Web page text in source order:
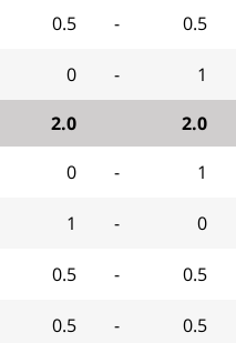
0.5
-
0.5
1
-
0
2.0
2.0
1
-
0
0
-
1
0.5
-
0.5
0.5
-
0.5